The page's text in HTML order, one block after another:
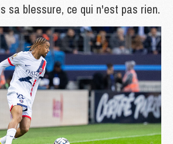
sa blessure, ce qui n'est pas rien.